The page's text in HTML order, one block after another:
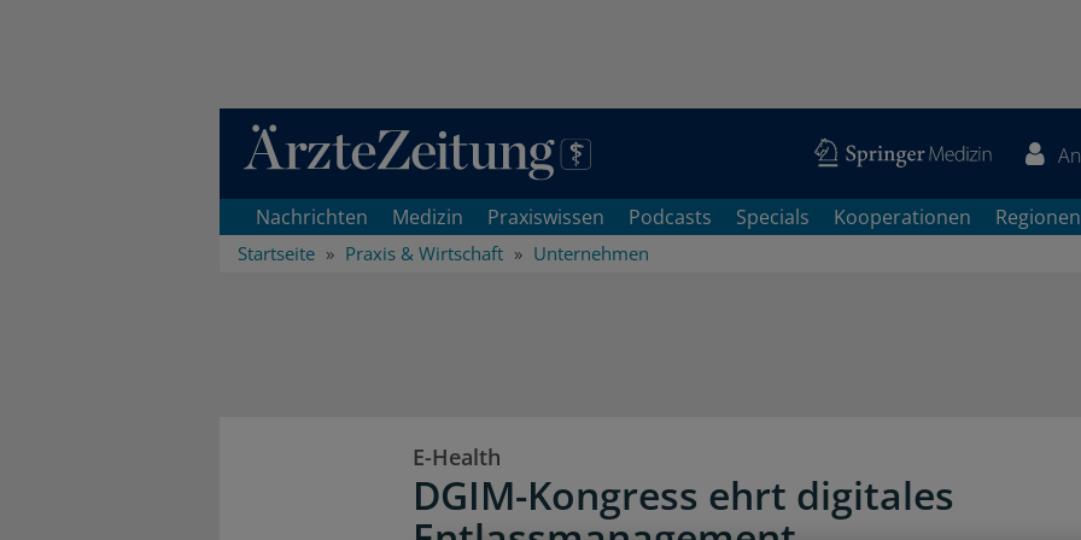
Direkt zum Inhaltsbereich
Nachrichten Medizin Praxiswissen Podcasts Specials Kooperationen Regionen
Startseite Praxis & Wirtschaft Unternehmen
E-Health
DGIM-Kongress ehrt digitales